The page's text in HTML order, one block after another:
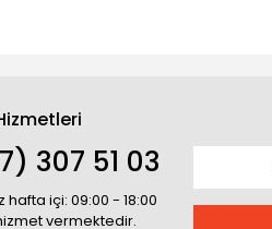
307 51 03
içi: 09:00 - 18:00
vermektedir.